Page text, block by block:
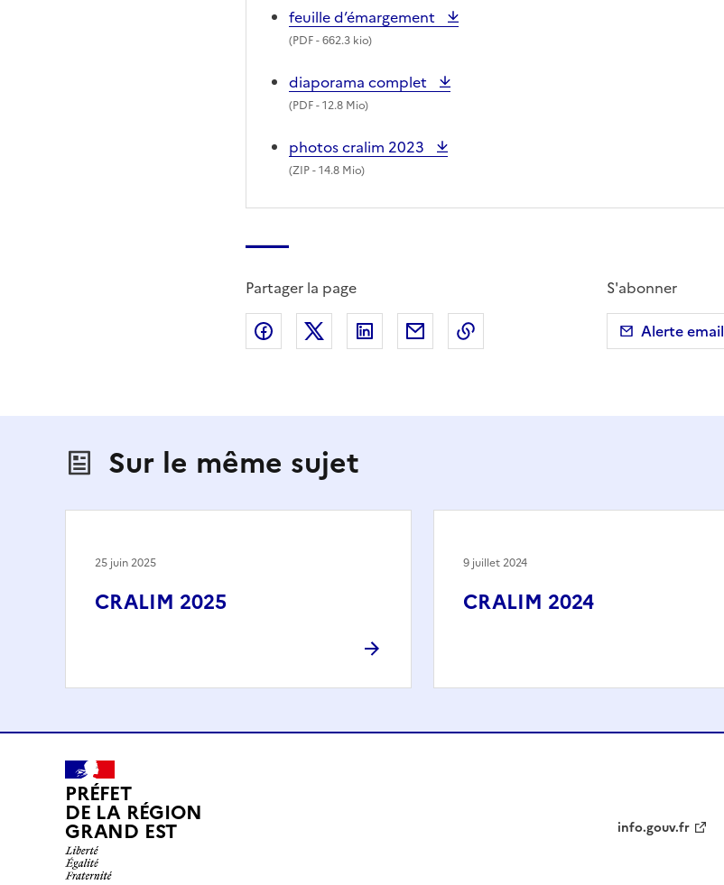
feuille d’émargement
(PDF- 662.3 kio)
diaporama complet
(PDF- 12.8 Mio)
photos cralim 2023
(ZIP- 14.8 Mio)
Partager la page
Partager sur Facebook
Partager sur X (anciennement Twitter)
Partager sur LinkedIn
Partager par emailCopier dans le presse-papier
S'abonner
Alerte email
Sur le même sujet
CRALIM 2025
25 juin 2025
CRALIM 2024
9 juillet 2024
PRÉFET
DE LA RÉGION
GRAND EST info.gouv.fr